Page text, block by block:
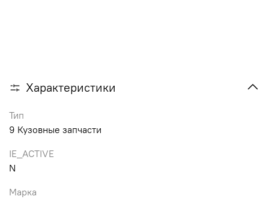
Характеристики
Тип
9 Кузовные запчасти
IE_ACTIVE
N
Марка